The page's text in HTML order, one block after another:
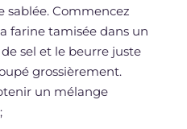
sablée. Commencez
farine tamisée dans un
sel et le beurre juste
grossièrement.
un mélange
;